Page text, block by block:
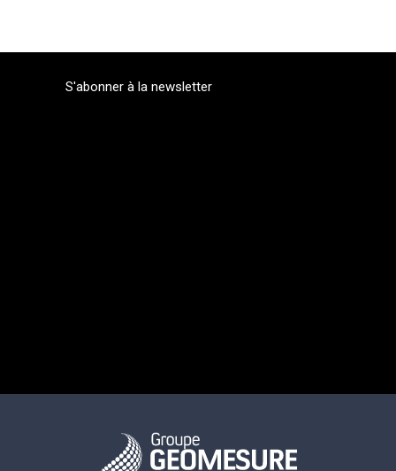
S'abonner à la newsletter